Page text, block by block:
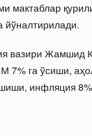
мактаблар
йўналтирилади.
вазири Жамшид
7% га ўсиши,
инфляция